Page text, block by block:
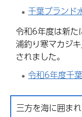
千葉ブランド
令和6年度は新た
浦釣り寒マカジ
されました。
令和6年度千
三方を海に囲ま